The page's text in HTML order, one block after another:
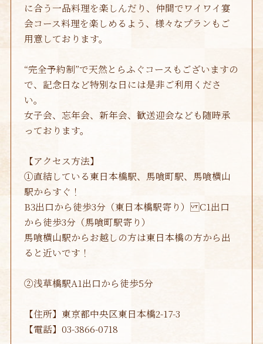
2021年10月(1)
2021年7月(1)
2021年3月 (2)
2021年1月
2020年12月(1)
2020年5月(2)
2020年4月(1)
2020年2月
に合う一品料理を楽しんだり、仲間でワイワイ宴
会コース料理を楽しめるよう、様々なプランもご
用意しております。
“完全予約制”で天然とらふぐコースもございますの
で、記念日など特別な日には是非ご利用くださ
い。
女子会、忘年会、新年会、歓送迎会なども随時承
っております。
【アクセス方法】
①直結している東日本橋駅、馬喰町駅、馬喰横山
駅からすぐ！
B3出口から徒歩3分（東日本橋駅寄り） C1出口
から徒歩3分（馬喰町駅寄り）
馬喰横山駅からお越しの方は東日本橋の方から出
ると近いです！
②浅草橋駅A1出口から徒歩5分
【住所】東京都中央区東日本橋2-17-3
【電話】03-3866-0718